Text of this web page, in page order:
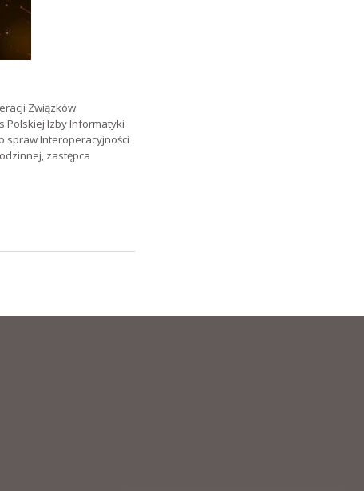
Związków
Polskiej Izby Informatyki
spraw Interoperacyjności
zastępca